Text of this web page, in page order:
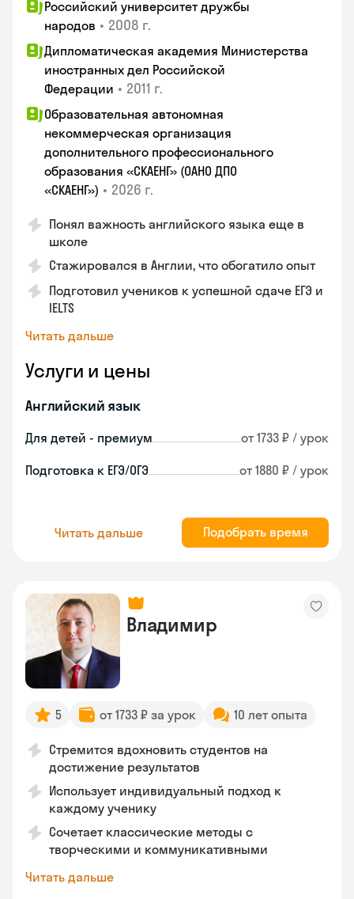
Российский университет дружбы
народов • 2008 г.
Дипломатическая академия Министерства
иностранных дел Российской
Федерации • 2011 г.
Образовательная автономная
некоммерческая организация
дополнительного профессионального
образования «СКАЕНГ» (ОАНО ДПО
«СКАЕНГ») • 2026 г.
Понял важность английского языка еще в
школе
Стажировался в Англии, что обогатило опыт
Подготовил учеников к успешной сдаче ЕГЭ и
IELTS
Читать дальше
Услуги и цены
Английский язык
Для детей - премиум от 1733 ₽ / урок
Подготовка к ЕГЭ/ОГЭ от 1880 ₽ / урок
Читать дальше Подобрать время
Владимир
5 от 1733 ₽ за урок 10 лет опыта
Стремится вдохновить студентов на
достижение результатов
Использует индивидуальный подход к
каждому ученику
Сочетает классические методы с
творческими и коммуникативными
Читать дальше